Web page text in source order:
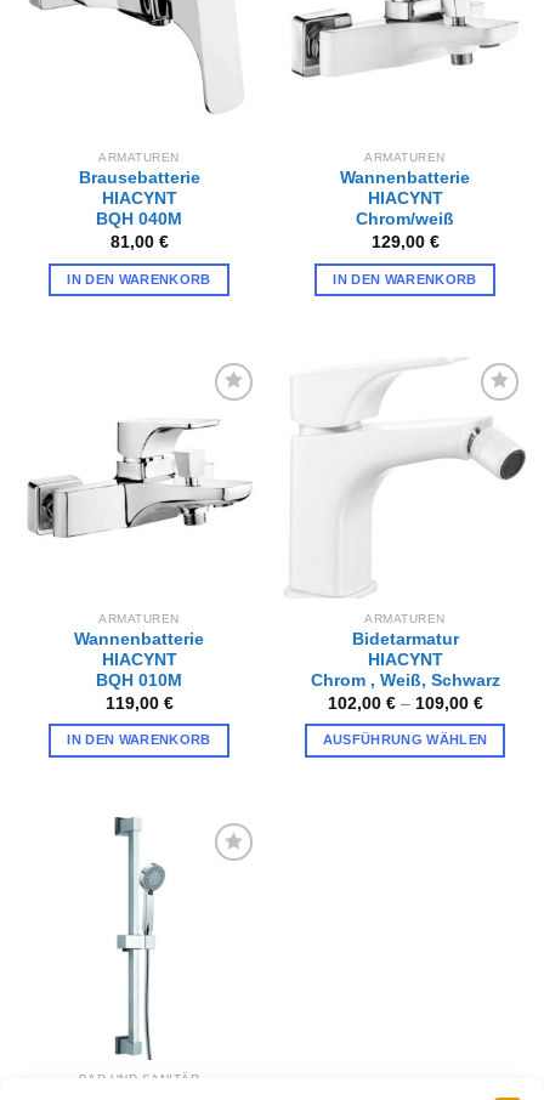
ARMATUREN
Brausebatterie
HIACYNT
BQH 040M
81,00 €
IN DEN WARENKORB
ARMATUREN
Wannenbatterie
HIACYNT
Chrom/weiß
129,00 €
IN DEN WARENKORB
Zur
Wunschliste
hinzufügen
ARMATUREN
Wannenbatterie
HIACYNT
BQH 010M
119,00 €
IN DEN WARENKORB
Zur
Wunschliste
hinzufügen
ARMATUREN
Bidetarmatur
HIACYNT
Chrom , Weiß, Schwarz
102,00 €– 109,00 €
AUSFÜHRUNG WÄHLEN
BAD UND SANITÄR